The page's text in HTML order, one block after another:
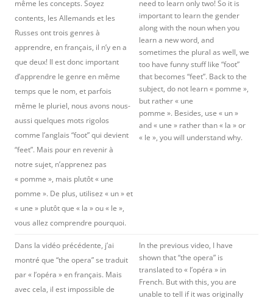
même les concepts. Soyez
contents, les Allemands et les
Russes ont trois genres à
apprendre, en français, il n’y en a
que deux! Il est donc important
d’apprendre le genre en même
temps que le nom, et parfois
même le pluriel, nous avons nous-
aussi quelques mots rigolos
comme l’anglais “foot” qui devient
“feet”. Mais pour en revenir à
notre sujet, n’apprenez pas
« pomme », mais plutôt « une
pomme ». De plus, utilisez « un » et
« une » plutôt que « la » ou « le »,
vous allez comprendre pourquoi.
need to learn only two! So it is
important to learn the gender
along with the noun when you
learn a new word, and
sometimes the plural as well, we
too have funny stuff like “foot”
that becomes “feet”. Back to the
subject, do not learn « pomme »,
but rather « une
pomme ». Besides, use « un »
and « une » rather than « la » or
« le », you will understand why.
Dans la vidéo précédente, j’ai
montré que “the opera” se traduit
par « l’opéra » en français. Mais
avec cela, il est impossible de
In the previous video, I have
shown that “the opera” is
translated to « l’opéra » in
French. But with this, you are
unable to tell if it was originally